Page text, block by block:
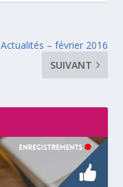
Actualités – février 2016
SUIVANT